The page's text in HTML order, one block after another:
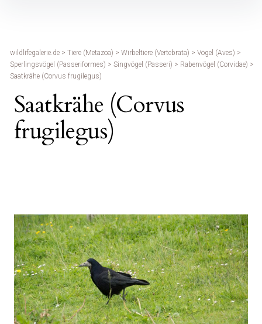
wildlifegalerie.de > Tiere (Metazoa) > Wirbeltiere (Vertebrata) > Vögel (Aves) >
Sperlingsvögel (Passeriformes) > Singvögel (Passeri) > Rabenvögel (Corvidae) >
Saatkrähe (Corvus frugilegus)
Saatkrähe (Corvus
frugilegus)